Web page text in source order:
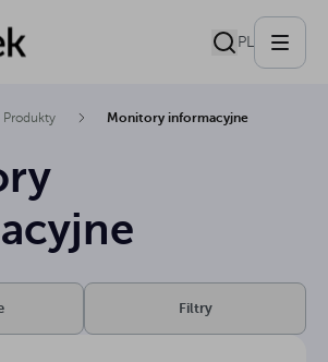
PL
Produkty Monitory informacyjne
Filtry